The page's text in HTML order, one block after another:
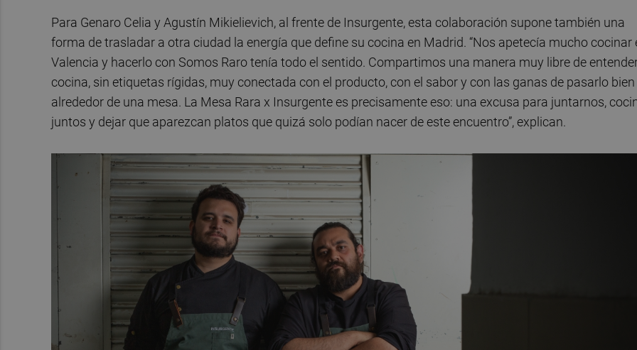
Para Genaro Celia y Agustín Mikielievich, al frente de Insurgente, esta colaboración supone también una
forma de trasladar a otra ciudad la energía que define su cocina en Madrid. “Nos apetecía mucho cocinar
Valencia y hacerlo con Somos Raro tenía todo el sentido. Compartimos una manera muy libre de
cocina, sin etiquetas rígidas, muy conectada con el producto, con el sabor y con las ganas de pasarlo bien
alrededor de una mesa. La Mesa Rara x Insurgente es precisamente eso: una excusa para juntarnos,
juntos y dejar que aparezcan platos que quizá solo podían nacer de este encuentro”, explican.